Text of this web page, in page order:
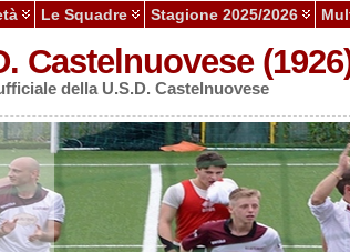
Le Squadre Stagione 2025/2026
Castelnuovese
della U.S.D. Castelnuovese